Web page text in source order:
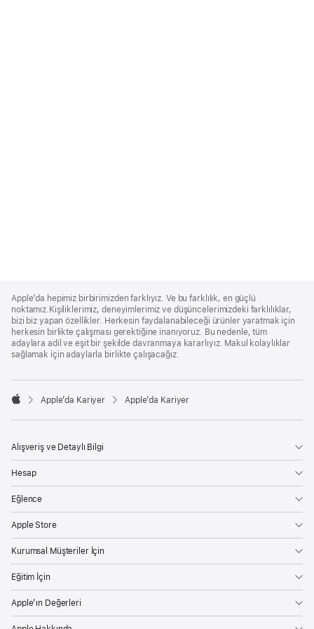
Footer
Apple’da hepimiz birbirimizden farklıyız. Ve bu farklılık, en güçlü
noktamız.Kişiliklerimiz, deneyimlerimiz ve düşüncelerimizdeki farklılıklar,
bizi biz yapan özellikler. Herkesin faydalanabileceği ürünler yaratmak için
herkesin birlikte çalışması gerektiğine inanıyoruz. Bu nedenle, tüm
adaylara adil ve eşit bir şekilde davranmaya kararlıyız. Makul kolaylıklar
sağlamak için adaylarla birlikte çalışacağız.

Apple’da Kariyer Apple’da Kariyer
Alışveriş ve Detaylı Bilgi
Hesap
Eğlence
Apple Store
Kurumsal Müşteriler İçin
Eğitim İçin
Apple’ın Değerleri